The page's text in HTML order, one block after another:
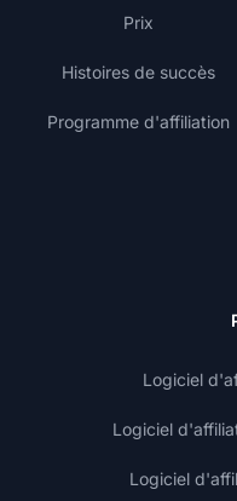
Prix
Histoires de succès
Programme d'affiliation
Logiciel
Logiciel
Logiciel